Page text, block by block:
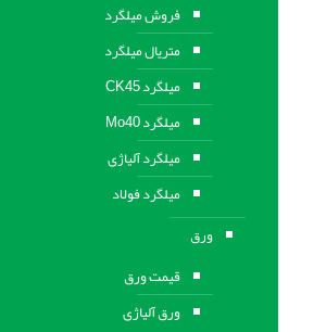
فروش میلگرد
متریال میلگرد
میلگرد CK45
میلگرد Mo40
میلگرد آلیاژی
میلگرد فولاد
ورق
قیمت ورق
ورق آلیاژی